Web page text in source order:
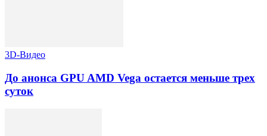
3D-Видео
До анонса GPU AMD Vega остается меньше трех
суток